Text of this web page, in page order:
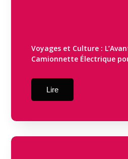
Voyages et Culture :
Camionnette Électrique
Lire